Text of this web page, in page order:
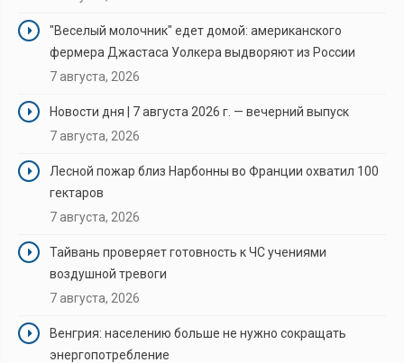
"Веселый молочник" едет домой: американского
фермера Джастаса Уолкера выдворяют из России
7 августа, 2026
Новости дня | 7 августа 2026 г. — вечерний выпуск
7 августа, 2026
Лесной пожар близ Нарбонны во Франции охватил 100
гектаров
7 августа, 2026
Тайвань проверяет готовность к ЧС учениями
воздушной тревоги
7 августа, 2026
Венгрия: населению больше не нужно сокращать
энергопотребление